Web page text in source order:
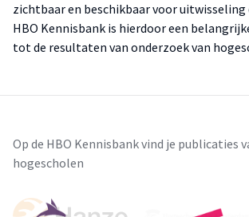
zichtbaar en beschikbaar voor uitwisseling
HBO Kennisbank is hierdoor een
tot de resultaten van onderzoek van
Op de HBO Kennisbank vind je publicaties
hogescholen